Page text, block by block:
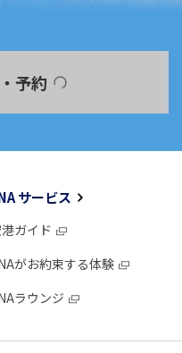
予約
サービス
ガイド
がお約束する体験
ラウンジ